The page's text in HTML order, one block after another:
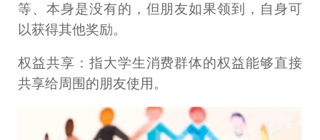
等、本身是没有的，但朋友如果领到，自身可
以获得其他奖励。
权益共享：指大学生消费群体的权益能够直接
共享给周围的朋友使用。